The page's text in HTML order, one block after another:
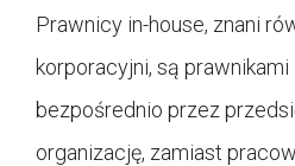
Prawnicy in-house, znani
korporacyjni, są
bezpośrednio przez
organizację, zamiast